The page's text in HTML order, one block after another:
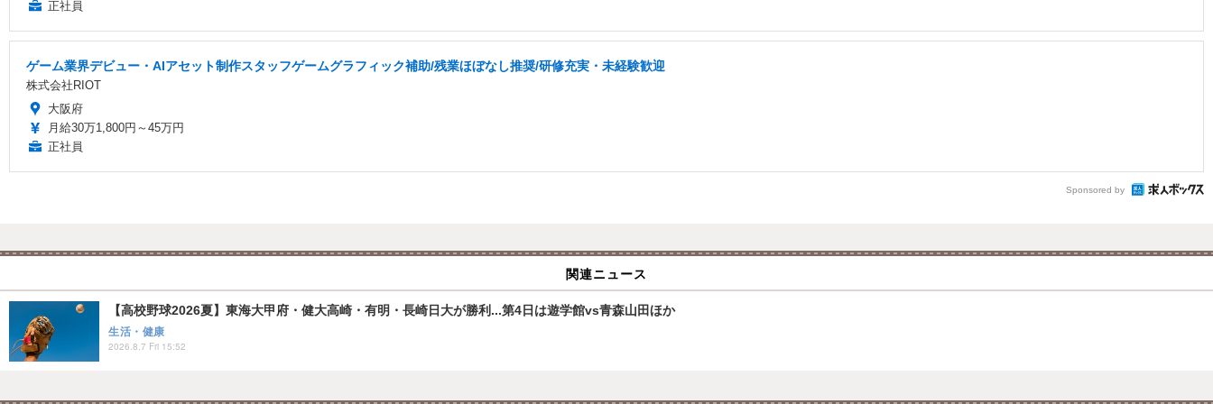
正社員
ゲーム業界デビュー・AIアセット制作スタッフゲームグラフィック補助/残業ほぼなし推奨/研修充実・未経験歓迎
株式会社RIOT
大阪府
月給30万1,800円～45万円
正社員
Sponsored by
関連ニュース
【高校野球2026夏】東海大甲府・健大高崎・有明・長崎日大が勝利...第4日は遊学館vs青森山田ほか
生活・健康
2026.8.7 Fri 15:52